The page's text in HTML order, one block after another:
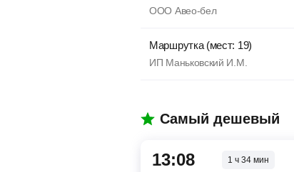
ООО Авео-бел
Маршрутка (мест: 19)
ИП Маньковский И.М.
Самый дешевый
13:08 1 ч34мин